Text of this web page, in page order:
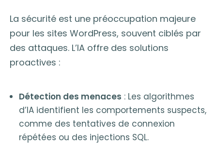
La sécurité est une préoccupation majeure
pour les sites WordPress, souvent ciblés par
des attaques. L’IA offre des solutions
proactives :
Détection des menaces : Les algorithmes
d’IA identifient les comportements suspects,
comme des tentatives de connexion
répétées ou des injections SQL.